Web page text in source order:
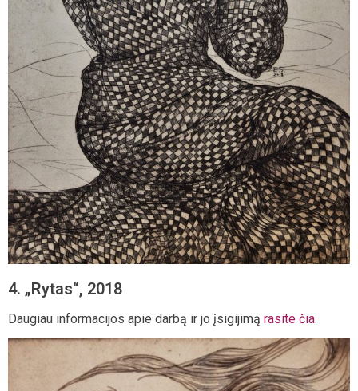
4. „Rytas“, 2018
Daugiau informacijos apie darbą ir jo įsigijimą rasite čia.